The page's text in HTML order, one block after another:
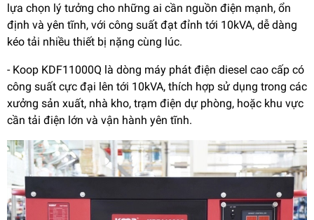
lựa chọn lý tưởng cho những ai cần nguồn điện mạnh, ổn
định và yên tĩnh, với công suất đạt đỉnh tới 10kVA, dễ dàng
kéo tải nhiều thiết bị nặng cùng lúc.
- Koop KDF11000Q là dòng máy phát điện diesel cao cấp có
công suất cực đại lên tới 10kVA, thích hợp sử dụng trong các
xưởng sản xuất, nhà kho, trạm điện dự phòng, hoặc khu vực
cần tải điện lớn và vận hành yên tĩnh.